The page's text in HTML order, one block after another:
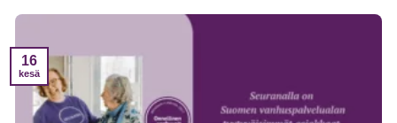
16
kesä